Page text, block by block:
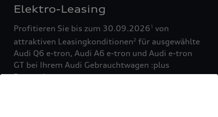
Elektro-Leasing
Profitieren Sie bis zum 30.09.20261 von
attraktiven Leasingkonditionen2 für ausgewählte
Audi Q6 e-tron, Audi A6 e-tron und Audi e-tron
GT bei Ihrem Audi Gebrauchtwagen :plus
Partner!